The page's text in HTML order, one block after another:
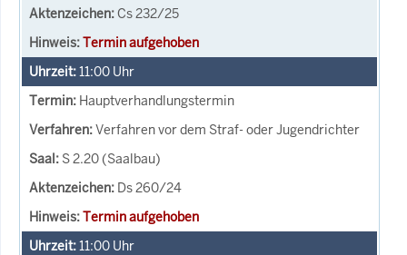
Cs 232/25
Termin aufgehoben
11:00 Uhr
Hauptverhandlungstermin
Verfahren vor dem Straf- oder Jugendrichter
S 2.20 (Saalbau)
Ds 260/24
Termin aufgehoben
11:00 Uhr